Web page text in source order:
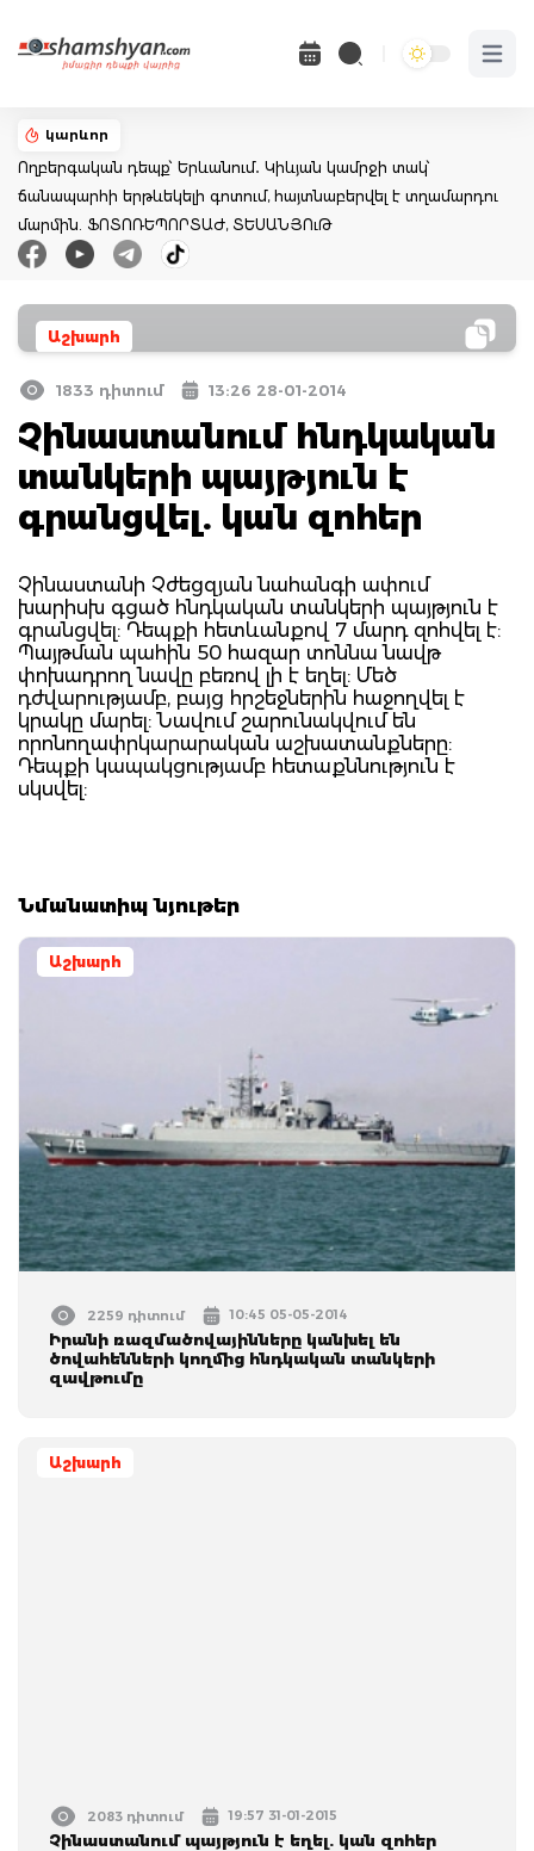
Open
կարևոր
Ողբերգական դեպք՝ Երևանում․ Կիևյան կամրջի տակ՝
ճանապարհի երթևեկելի գոտում, հայտնաբերվել է տղամարդու
մարմին. ՖՈՏՈՌԵՊՈՐՏԱԺ, ՏԵՍԱՆՅՈւԹ
Աշխարհ
1833 դիտում 13:26 28-01-2014
Չինաստանում հնդկական
տանկերի պայթյուն է
գրանցվել. կան զոհեր
Չինաստանի Չժեցզյան նահանգի ափում
խարիսխ գցած հնդկական տանկերի պայթյուն է
գրանցվել: Դեպքի հետևանքով 7 մարդ զոհվել է:
Պայթման պահին 50 հազար տոննա նավթ
փոխադրող նավը բեռով լի է եղել: Մեծ
դժվարությամբ, բայց հրշեջներին հաջողվել է
կրակը մարել: Նավում շարունակվում են
որոնողափրկարարական աշխատանքները:
Դեպքի կապակցությամբ հետաքննություն է
սկսվել:
Նմանատիպ նյութեր
Աշխարհ
2259 դիտում 10:45 05-05-2014
Իրանի ռազմածովայինները կանխել են
ծովահենների կողմից հնդկական տանկերի
զավթումը
Աշխարհ
2083 դիտում 19:57 31-01-2015
Չինաստանում պայթյուն է եղել. կան զոհեր